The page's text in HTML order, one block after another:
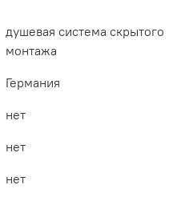
душевая система скрытого
монтажа
Германия
нет
нет
нет